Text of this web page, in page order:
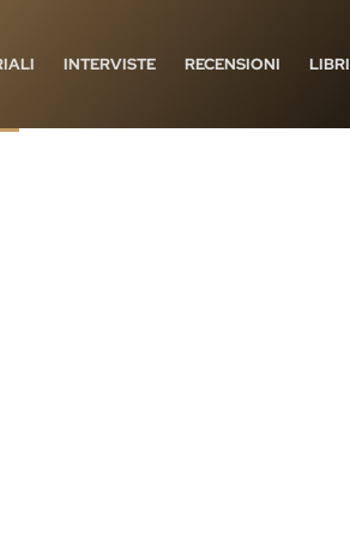
INTERVISTE RECENSIONI LIBRI